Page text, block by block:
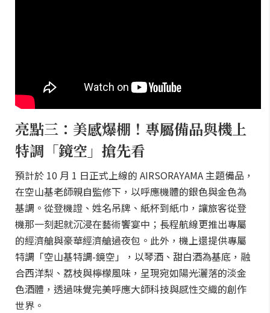
亮點三：美感爆棚！專屬備品與機上
特調「鏡空」搶先看
預計於 10 月 1 日正式上線的 AIRSORAYAMA 主題備品，
在空山基老師親自監修下，以呼應機體的銀色與金色為
基調。從登機證、姓名吊牌、紙杯到紙巾，讓旅客從登
機那一刻起就沉浸在藝術饗宴中；長程航線更推出專屬
的經濟艙與豪華經濟艙過夜包。此外，機上還提供專屬
特調「空山基特調-鏡空」，以琴酒、甜白酒為基底，融
合西洋梨、荔枝與檸檬風味，呈現宛如陽光灑落的淡金
色酒體，透過味覺完美呼應大師科技與感性交織的創作
世界。